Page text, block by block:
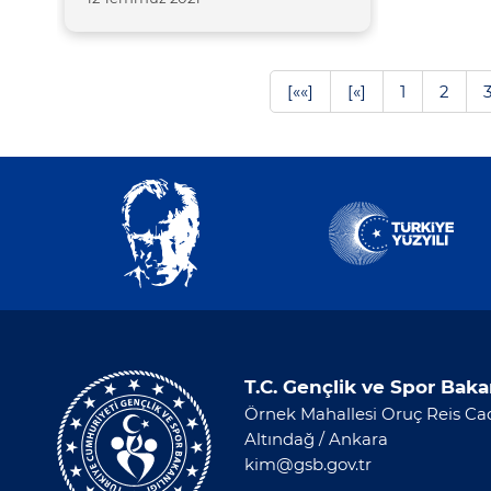
[««] [«] 1 2 3
T.C. Gençlik ve Spor
Örnek Mahallesi Oruç Reis
Altındağ / Ankara
kim@gsb.gov.tr